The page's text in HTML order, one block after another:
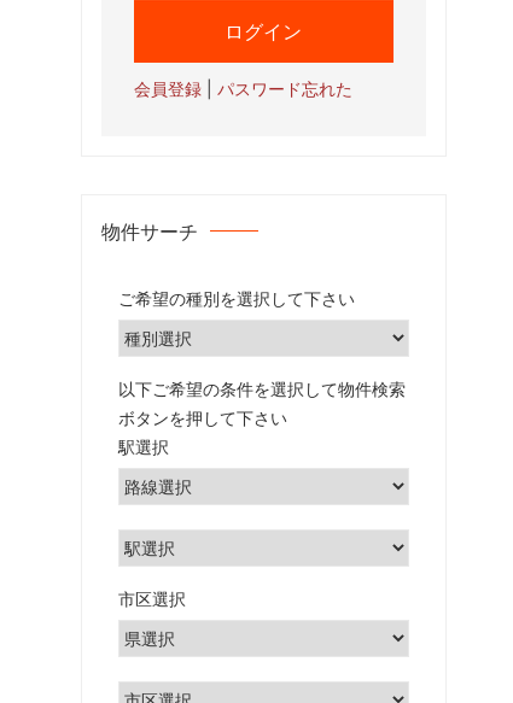
会員登録 |パスワード忘れた
物件サーチ
ご希望の種別を選択して下さい
以下ご希望の条件を選択して物件検索
ボタンを押して下さい
駅選択
市区選択